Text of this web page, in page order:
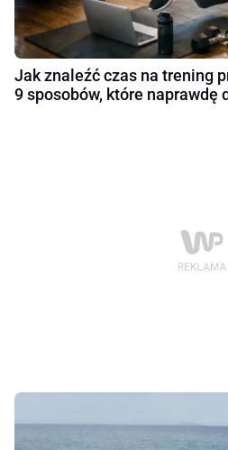
Jak znaleźć czas na trening
9 sposobów, które naprawdę